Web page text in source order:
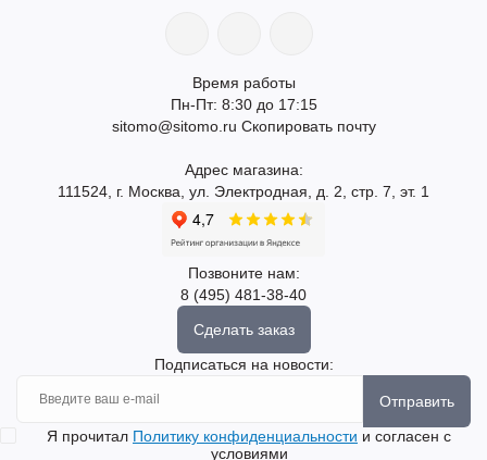
Время работы
Пн-Пт: 8:30 до 17:15
sitomo@sitomo.ru Скопировать почту
Адрес магазина:
111524, г. Москва, ул. Электродная, д. 2, стр. 7, эт. 1
Позвоните нам:
8 (495) 481-38-40
Сделать заказ
Подписаться на новости:
Отправить
Я прочитал Политику конфиденциальности и согласен с
условиями